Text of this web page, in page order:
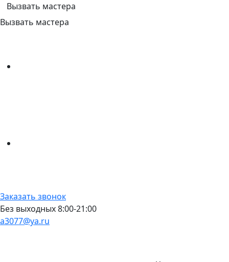
Вызвать мастера
Вызвать мастера
Заказать звонок
Без выходных 8:00-21:00
a3077@ya.ru